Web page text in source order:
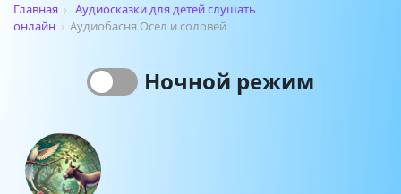
Главная › Аудиосказки для детей слушать
онлайн › Аудиобасня Осел и соловей
Ночной режим